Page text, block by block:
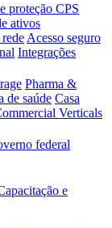
proteção CPS
ativos
Acesso seguro
Integrações
Pharma &
de saúde Casa
Verticals
federal
e